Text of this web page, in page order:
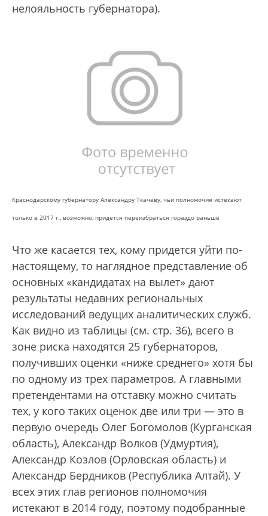
нелояльность губернатора).
Краснодарскому губернатору Александру Ткачеву, чьи полномочия истекают
только в 2017 г., возможно, придется переизбраться гораздо раньше
Что же касается тех, кому придется уйти по-
настоящему, то наглядное представление об
основных «кандидатах на вылет» дают
результаты недавних региональных
исследований ведущих аналитических служб.
Как видно из таблицы (см. стр. 36), всего в
зоне риска находятся 25 губернаторов,
получивших оценки «ниже среднего» хотя бы
по одному из трех параметров. А главными
претендентами на отставку можно считать
тех, у кого таких оценок две или три — это в
первую очередь Олег Богомолов (Курганская
область), Александр Волков (Удмуртия),
Александр Козлов (Орловская область) и
Александр Бердников (Республика Алтай). У
всех этих глав регионов полномочия
истекают в 2014 году, поэтому подобранные